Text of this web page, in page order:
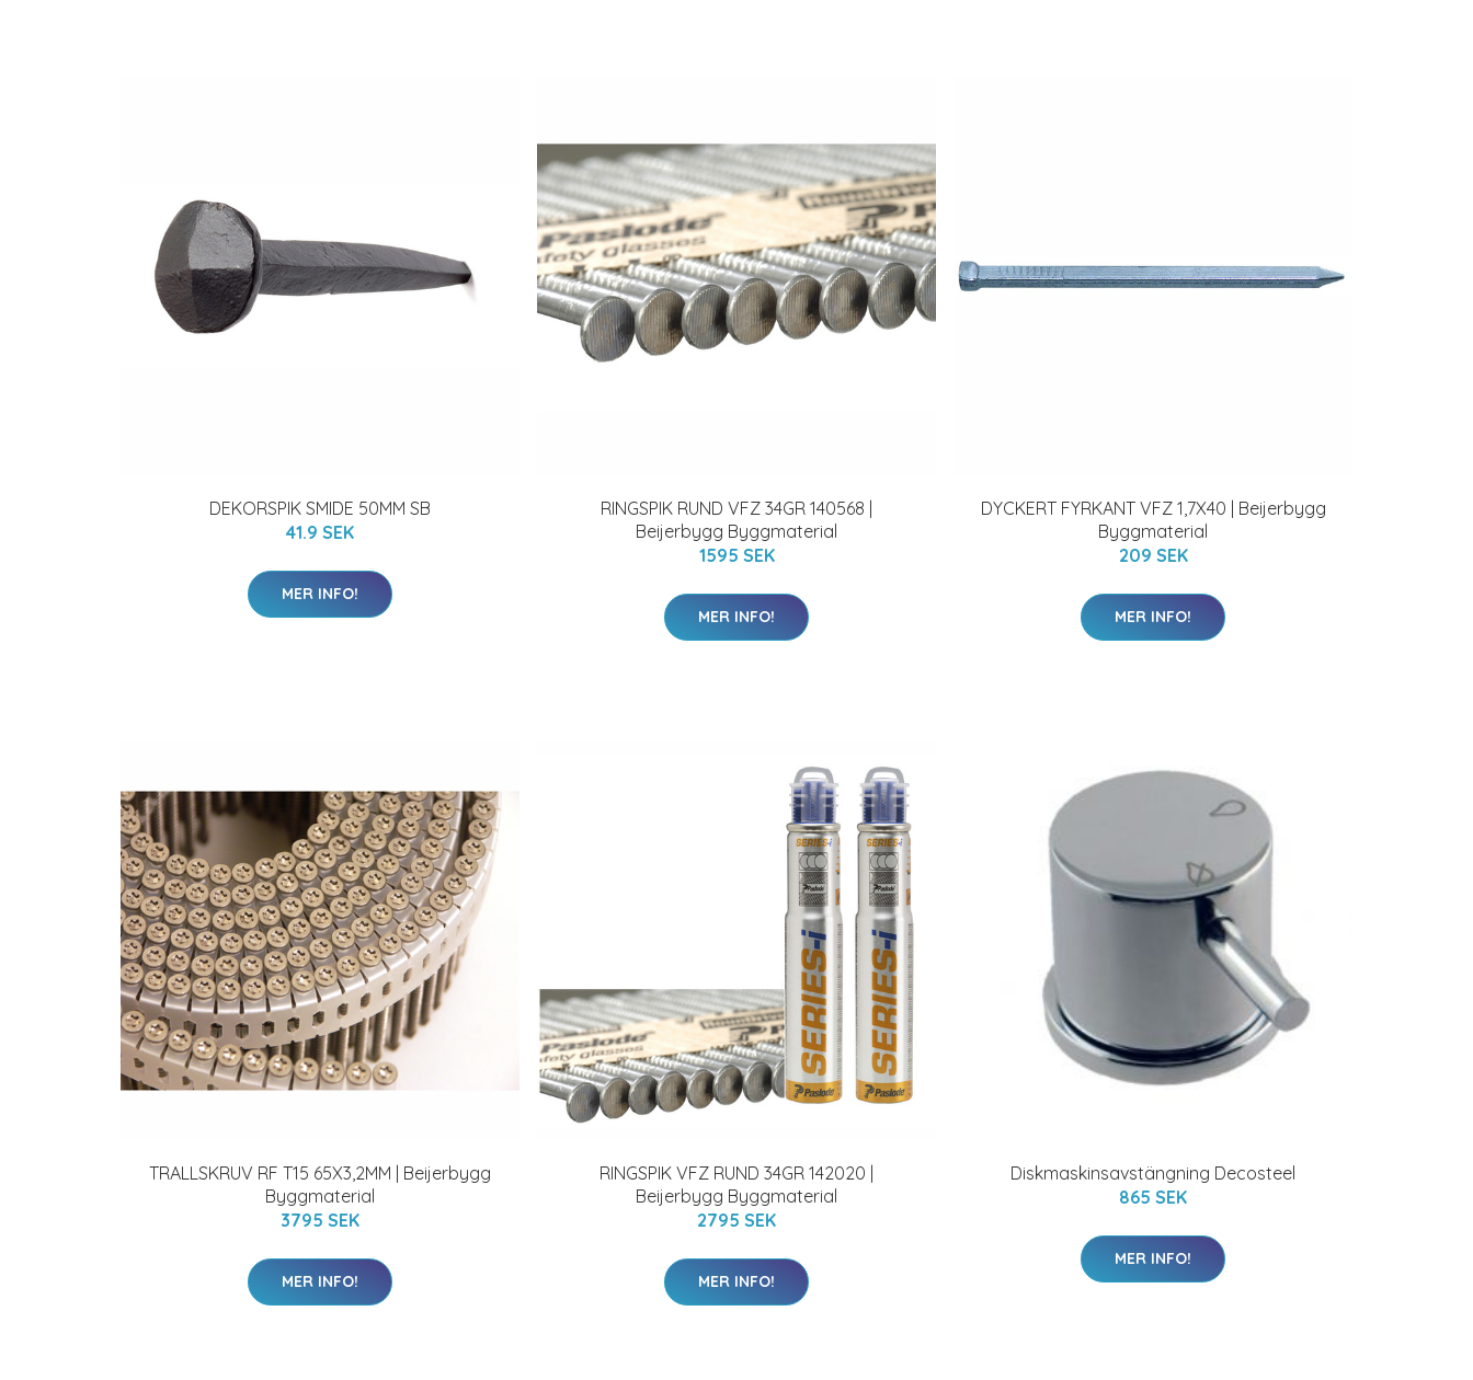
DEKORSPIK SMIDE 50MM SB
41.9 SEK
MER INFO!
RINGSPIK RUND VFZ 34GR 140568 |
Beijerbygg Byggmaterial
1595 SEK
MER INFO!
DYCKERT FYRKANT VFZ 1,7X40 | Beijerbygg
Byggmaterial
209 SEK
MER INFO!
TRALLSKRUV RF T15 65X3,2MM | Beijerbygg
Byggmaterial
3795 SEK
MER INFO!
RINGSPIK VFZ RUND 34GR 142020 |
Beijerbygg Byggmaterial
2795 SEK
MER INFO!
Diskmaskinsavstängning Decosteel
865 SEK
MER INFO!